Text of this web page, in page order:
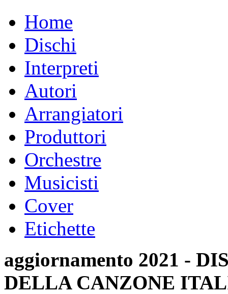
Home
Dischi
Interpreti
Autori
Arrangiatori
Produttori
Orchestre
Musicisti
Cover
Etichette
aggiornamento 2021 -
DELLA CANZONE